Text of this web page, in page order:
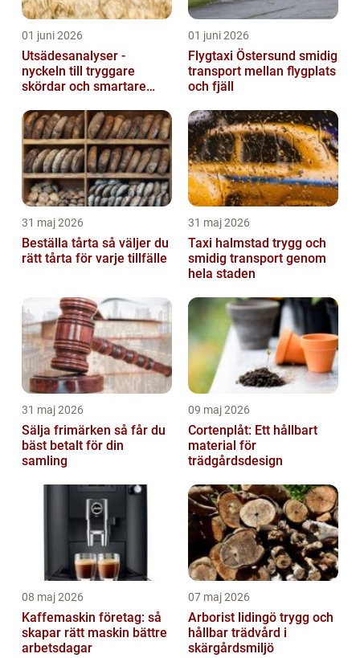
01 juni 2026
Utsädesanalyser -
nyckeln till tryggare
skördar och smartare
01 juni 2026
Flygtaxi Östersund smidig
transport mellan flygplats
och fjäll
31 maj 2026
Beställa tårta så väljer du
rätt tårta för varje tillfälle
31 maj 2026
Taxi halmstad trygg och
smidig transport genom
hela staden
31 maj 2026
Sälja frimärken så får du
bäst betalt för din
samling
09 maj 2026
Cortenplåt: Ett hållbart
material för
trädgårdsdesign
08 maj 2026
Kaffemaskin företag: så
skapar rätt maskin bättre
arbetsdagar
07 maj 2026
Arborist lidingö trygg och
hållbar trädvård i
skärgårdsmiljö